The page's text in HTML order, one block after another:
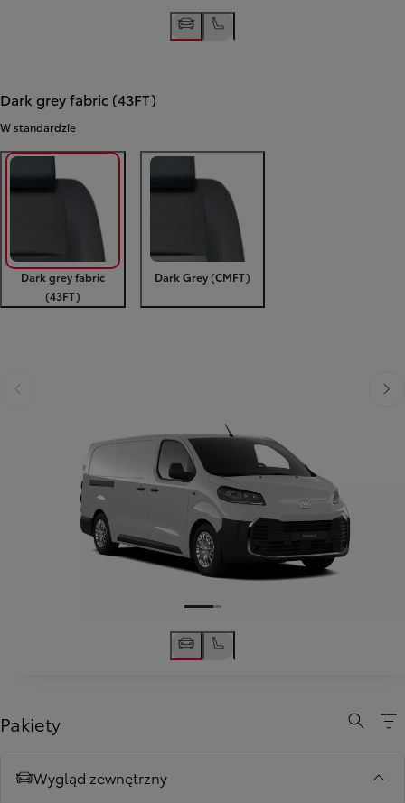
Dark grey fabric (43FT)
W standardzie
Dark grey fabric
(43FT)
Dark Grey (CMFT)
Poprzedni
Pakiety
Wygląd zewnętrzny